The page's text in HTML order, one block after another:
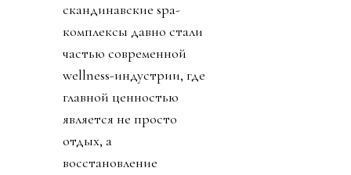
скандинавские spa-
комплексы давно стали
частью современной
wellness-индустрии, где
главной ценностью
является не просто
отдых, а
восстановление